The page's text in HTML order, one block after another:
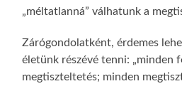
„méltatlanná” válhatunk a
Zárógondolatként, érdemes
életünk részévé tenni: „minden
megtiszteltetés; minden